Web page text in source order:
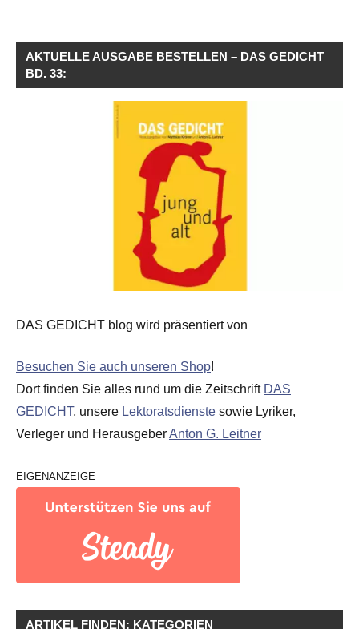
AKTUELLE AUSGABE BESTELLEN – DAS GEDICHT
BD. 33:
DAS GEDICHT blog wird präsentiert von
Besuchen Sie auch unseren Shop!
Dort finden Sie alles rund um die Zeitschrift DAS
GEDICHT, unsere Lektoratsdienste sowie Lyriker,
Verleger und HerausgeberAnton G. Leitner
EIGENANZEIGE
ARTIKEL FINDEN: KATEGORIEN